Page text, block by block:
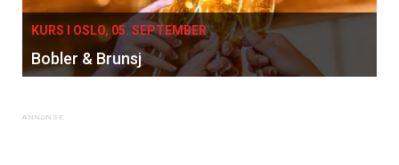
×
KURS I OSLO, 05. SEPTEMBER
Bobler & Brunsj